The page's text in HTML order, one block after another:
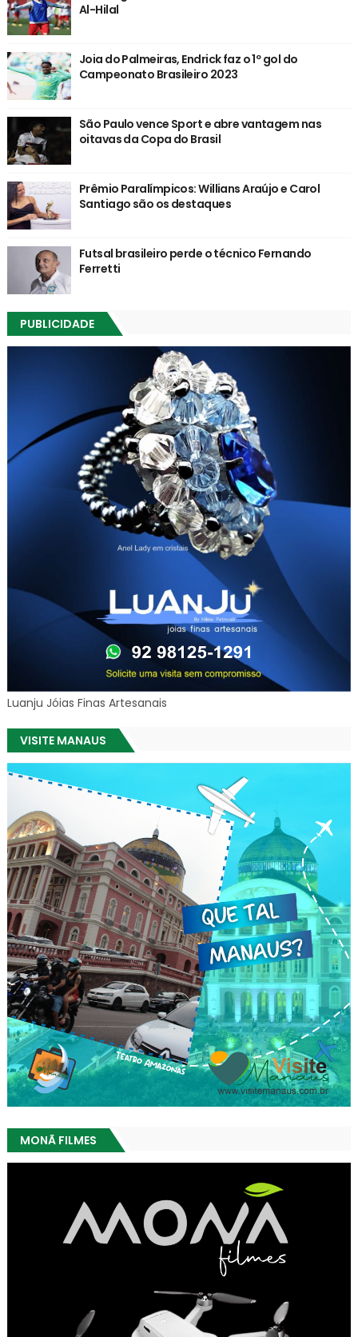
Al-Hilal
Joia do Palmeiras, Endrick faz o 1º gol do
Campeonato Brasileiro 2023
São Paulo vence Sport e abre vantagem nas
oitavas da Copa do Brasil
Prêmio Paralímpicos: Willians Araújo e Carol
Santiago são os destaques
Futsal brasileiro perde o técnico Fernando
Ferretti
PUBLICIDADE
Luanju Jóias Finas Artesanais
VISITE MANAUS
MONÃ FILMES